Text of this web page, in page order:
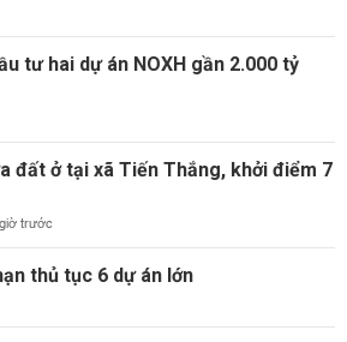
tư hai dự án NOXH gần 2.000 tỷ
đất ở tại xã Tiến Thắng, khởi điểm 7
trước
thủ tục 6 dự án lớn